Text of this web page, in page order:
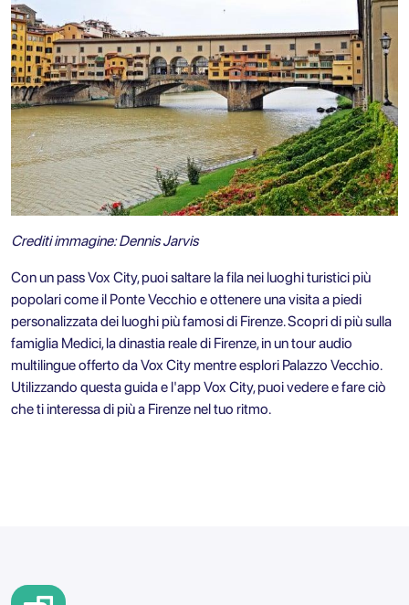
Crediti immagine: Dennis Jarvis
Con un pass Vox City, puoi saltare la fila nei luoghi turistici più
popolari come il Ponte Vecchio e ottenere una visita a piedi
personalizzata dei luoghi più famosi di Firenze. Scopri di più sulla
famiglia Medici, la dinastia reale di Firenze, in un tour audio
multilingue offerto da Vox City mentre esplori Palazzo Vecchio.
Utilizzando questa guida e l'app Vox City, puoi vedere e fare ciò
che ti interessa di più a Firenze nel tuo ritmo.